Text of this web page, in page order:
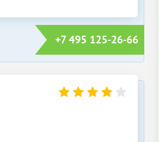
+7 495 125-26-66